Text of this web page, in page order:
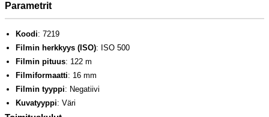
Parametrit
Koodi: 7219
Filmin herkkyys (ISO): ISO 500
Filmin pituus: 122 m
Filmiformaatti: 16 mm
Filmin tyyppi: Negatiivi
Kuvatyyppi: Väri